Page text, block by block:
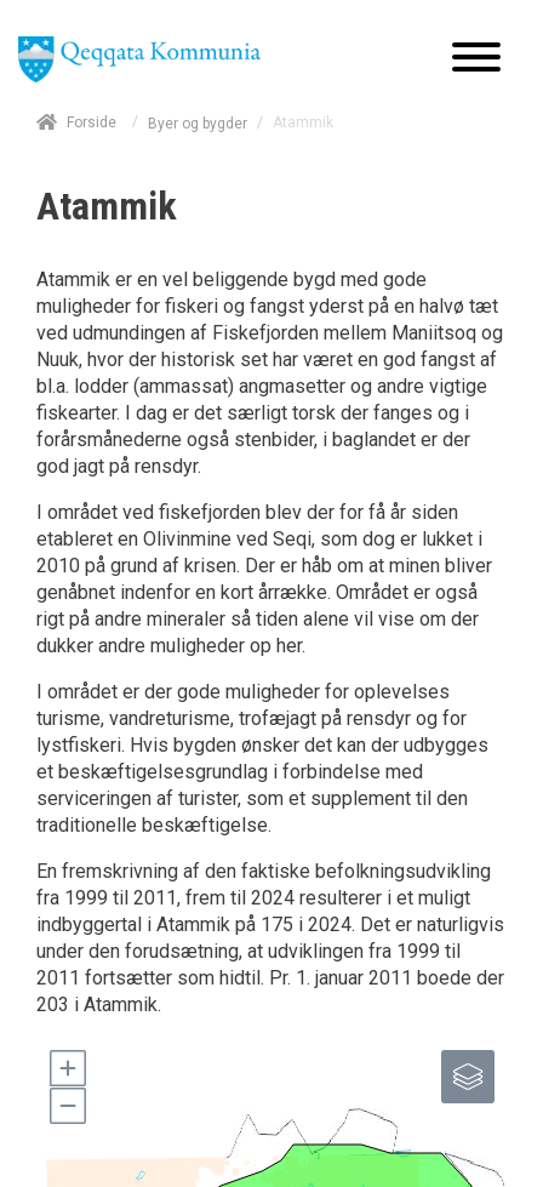
Forside / Byer og bygder / Atammik
Atammik
Atammik er en vel beliggende bygd med gode
muligheder for fiskeri og fangst yderst på en halvø tæt
ved udmundingen af Fiskefjorden mellem Maniitsoq og
Nuuk, hvor der historisk set har været en god fangst af
bl.a. lodder (ammassat) angmasetter og andre vigtige
fiskearter. I dag er det særligt torsk der fanges og i
forårsmånederne også stenbider, i baglandet er der
god jagt på rensdyr.
I området ved fiskefjorden blev der for få år siden
etableret en Olivinmine ved Seqi, som dog er lukket i
2010 på grund af krisen. Der er håb om at minen bliver
genåbnet indenfor en kort årrække. Området er også
rigt på andre mineraler så tiden alene vil vise om der
dukker andre muligheder op her.
I området er der gode muligheder for oplevelses
turisme, vandreturisme, trofæjagt på rensdyr og for
lystfiskeri. Hvis bygden ønsker det kan der udbygges
et beskæftigelsesgrundlag i forbindelse med
serviceringen af turister, som et supplement til den
traditionelle beskæftigelse.
En fremskrivning af den faktiske befolkningsudvikling
fra 1999 til 2011, frem til 2024 resulterer i et muligt
indbyggertal i Atammik på 175 i 2024. Det er naturligvis
under den forudsætning, at udviklingen fra 1999 til
2011 fortsætter som hidtil. Pr. 1. januar 2011 boede der
203 i Atammik.